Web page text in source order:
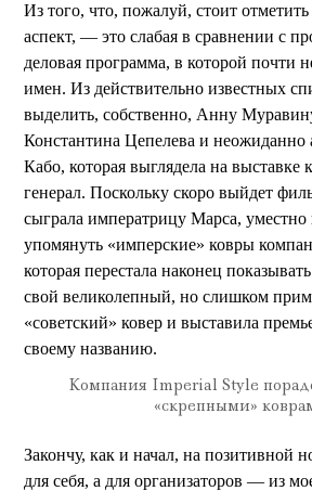
Из того, что, пожалуй, стоит
аспект, — это слабая в сравнении с
деловая программа, в которой почти
имен. Из действительно известных
выделить, собственно, Анну
Константина Цепелева и неожиданно
Кабо, которая выглядела на выставке
генерал. Поскольку скоро выйдет
сыграла императрицу Марса,
упомянуть «имперские» ковры
которая перестала наконец
свой великолепный, но слишком
«советский» ковер и выставила
своему названию.
Компания Imperial Style
«скрепными»
Закончу, как и начал, на позитивной
для себя, а для организаторов — из